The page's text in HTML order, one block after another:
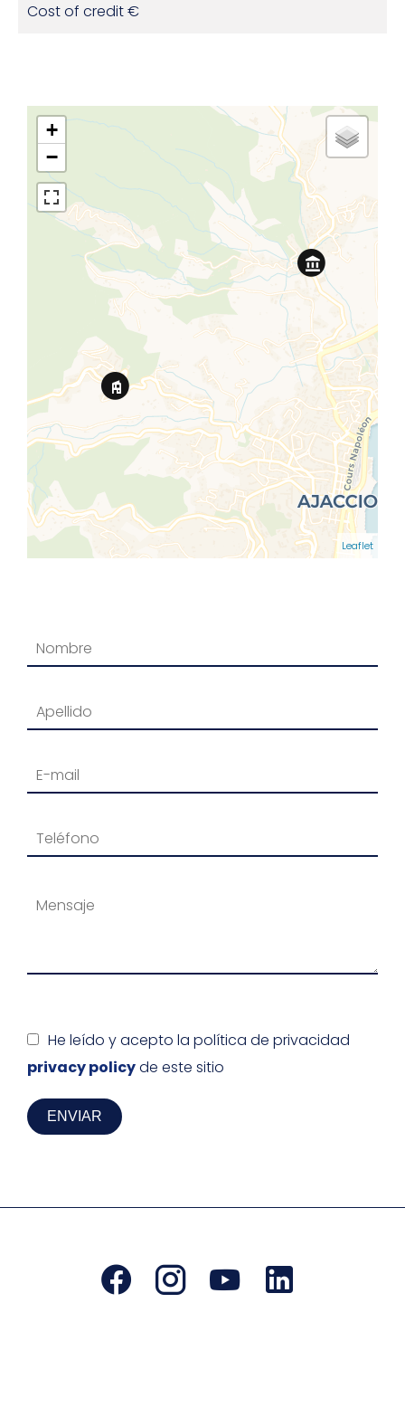
Cost of credit€
+
−
Leaflet
He leído y acepto la política de privacidad
privacy policyde este sitio
ENVIAR